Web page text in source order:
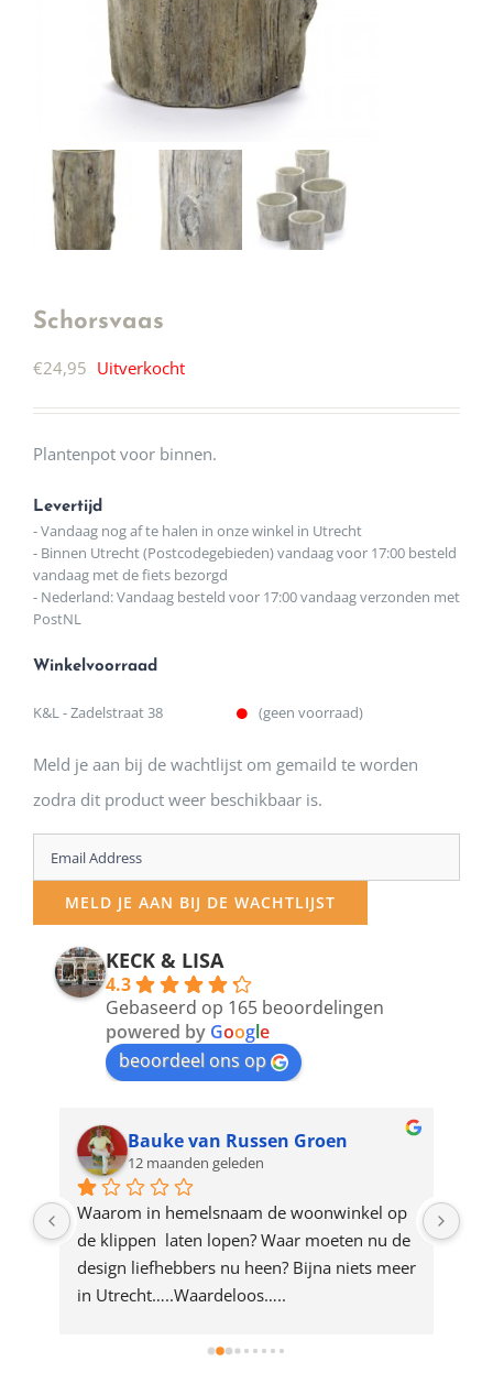
Schorsvaas
€24,95 Uitverkocht
Plantenpot voor binnen.
Levertijd
- Vandaag nog af te halen in onze winkel in Utrecht
- Binnen Utrecht (Postcodegebieden) vandaag voor 17:00 besteld
vandaag met de fiets bezorgd
- Nederland: Vandaag besteld voor 17:00 vandaag verzonden met
PostNL
Winkelvoorraad
K&L - Zadelstraat 38 (geen voorraad)
Meld je aan bij de wachtlijst om gemaild te worden
zodra dit product weer beschikbaar is.
Enter
your
email
address
product
MELD JE AAN BIJ DE WACHTLIJST
KECK & LISA
4.3
Gebaseerd op 165 beoordelingen
powered by Google
beoordeel ons op
Bauke van Russen Groen
12 maanden geleden
Waarom in hemelsnaam de woonwinkel op
de klippen  laten lopen? Waar moeten nu de
design liefhebbers nu heen? Bijna niets meer
in Utrecht…..Waardeloos…..